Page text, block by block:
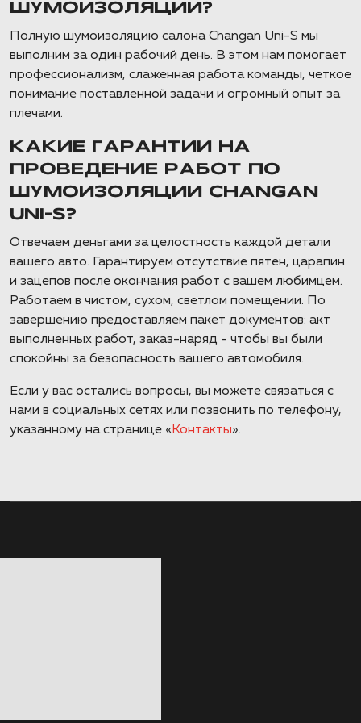
ШУМОИЗОЛЯЦИИ?
Полную шумоизоляцию салона Changan Uni-S мы
выполним за один рабочий день. В этом нам помогает
профессионализм, слаженная работа команды, четкое
понимание поставленной задачи и огромный опыт за
плечами.
КАКИЕ ГАРАНТИИ НА
ПРОВЕДЕНИЕ РАБОТ ПО
ШУМОИЗОЛЯЦИИ CHANGAN
UNI-S?
Отвечаем деньгами за целостность каждой детали
вашего авто. Гарантируем отсутствие пятен, царапин
и зацепов после окончания работ с вашем любимцем.
Работаем в чистом, сухом, светлом помещении. По
завершению предоставляем пакет документов: акт
выполненных работ, заказ-наряд - чтобы вы были
спокойны за безопасность вашего автомобиля.
Если у вас остались вопросы, вы можете связаться с
нами в социальных сетях или позвонить по телефону,
указанному на странице «Контакты».